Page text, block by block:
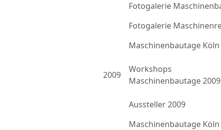
Fotogalerie
Fotogalerie
2009
Maschinenbautage Köln
Workshops
Maschinenbautage 2009
Aussteller 2009
Maschinenbautage Köln